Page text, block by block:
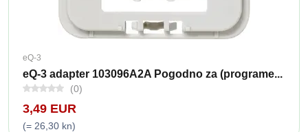
eQ-3
eQ-3 adapter 103096A2A Pogodno za (programe...
(0)
3,49 EUR
(= 26,30 kn)